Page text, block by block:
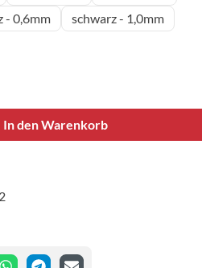
- 0,6mm
schwarz - 1,0mm
den gewünschten
In den Warenkorb